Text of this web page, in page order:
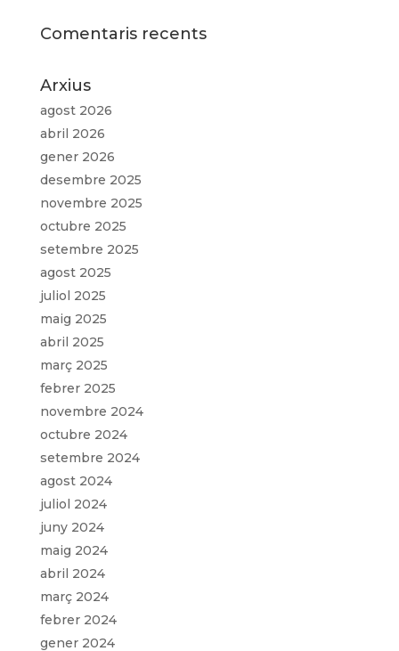
Comentaris recents
Arxius
agost 2026
abril 2026
gener 2026
desembre 2025
novembre 2025
octubre 2025
setembre 2025
agost 2025
juliol 2025
maig 2025
abril 2025
març 2025
febrer 2025
novembre 2024
octubre 2024
setembre 2024
agost 2024
juliol 2024
juny 2024
maig 2024
abril 2024
març 2024
febrer 2024
gener 2024